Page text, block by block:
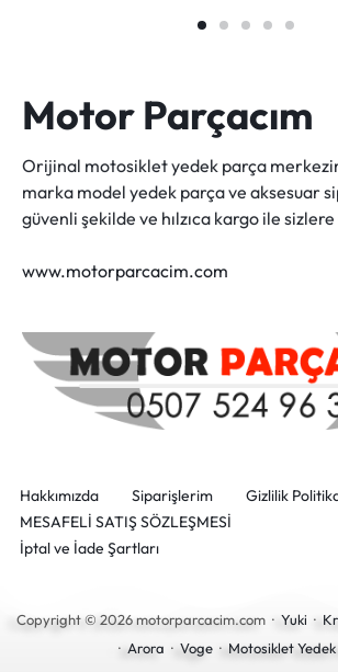
Motor Parçacım
Orijinal motosiklet yedek parça
marka model yedek parça ve aksesuar
güvenli şekilde ve hılzıca kargo ile
www.motorparcacim.com
Hakkımızda Siparişlerim
Gizlilik
MESAFELİ SATIŞ SÖZLEŞMESİ
İptal ve İade Şartları
Copyright © 2026 motorparcacim.com · Yuki ·
· Arora · Voge· Motosiklet